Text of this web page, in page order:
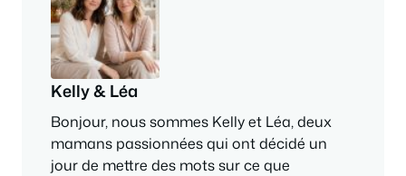
Kelly & Léa
Bonjour, nous sommes Kelly et Léa, deux
mamans passionnées qui ont décidé un
jour de mettre des mots sur ce que